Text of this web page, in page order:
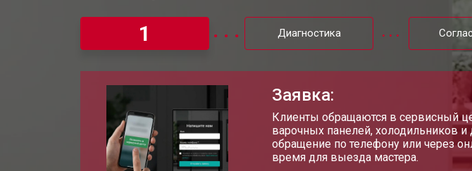
1
Диагностика
Заявка:
Клиенты обращаются в сервисный
варочных панелей, холодильников и
обращение по телефону или через
время для выезда мастера.